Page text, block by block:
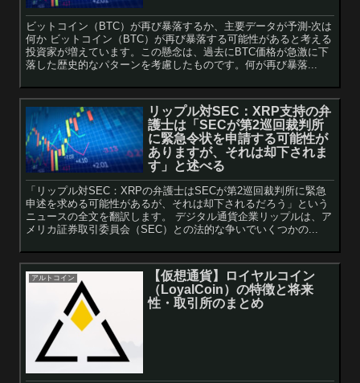
ビットコイン（BTC）が再び暴落するか、主要データが予測-次は
何か ビットコイン（BTC）が再び暴落する可能性があると考える
投資家が増えています。この懸念は、過去にBTC価格が急激に下
落した歴史的なパターンを考慮したものです。何が再び暴落...
リップル対SEC：XRP支持の弁
護士は「SECが第2巡回裁判所
に緊急令状を申請する可能性が
ありますが、それは却下されま
す」と述べる
「リップル対SEC：XRPの弁護士はSECが第2巡回裁判所に緊急
申述を求める可能性があるが、それは却下されるだろう」という
ニュースの全文を翻訳します。 デジタル通貨企業リップルは、ア
メリカ証券取引委員会（SEC）との法的な争いでいくつかの...
アルトコイン
【仮想通貨】ロイヤルコイン
（LoyalCoin）の特徴と将来
性・取引所のまとめ